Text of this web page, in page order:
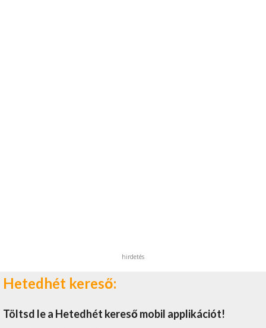
hirdetés
Hetedhét kereső:
Töltsd le a Hetedhét kereső mobil applikációt!